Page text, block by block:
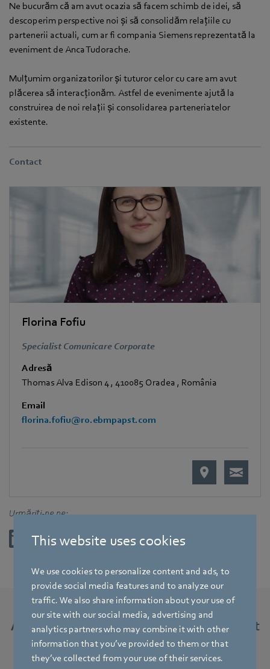
This website uses cookies
We use cookies to personalize content and ads, to
provide social media features and to analyze our
traffic. We also share information about your use of
our site with our social media, advertising and
analytics partners who may combine it with other
information that you’ve provided to them or that
they’ve collected from your use of their services.
Ne bucurăm că am avut ocazia să facem schimb de idei, să
descoperim perspective noi și să consolidăm relațiile cu
partenerii actuali, cum ar fi compania Siemens reprezentată la
eveniment de Anca Tudorache.
Mulțumim organizatorilor și tuturor celor cu care am avut
plăcerea să interacționăm. Astfel de evenimente ajută la
construirea de noi relații și consolidarea parteneriatelor
existente.
Contact
Florina Fofiu
Specialist Comunicare Corporate
Adresă
Thomas Alva Edison 4, 410085 Oradea , România
Email
florina.fofiu@ro.ebmpapst.com
Urmăriți-ne pe:
Alte noutăți și evenimente la ebm-papst
România